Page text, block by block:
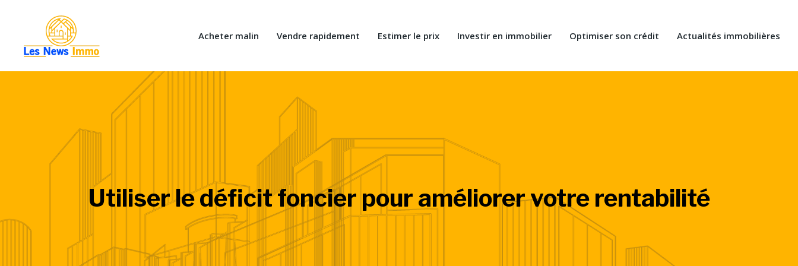
Acheter malin Vendre rapidement Estimer le prix Investir en immobilier Optimiser son crédit Actualités immobilières
Utiliser le déficit foncier pour améliorer votre rentabilité